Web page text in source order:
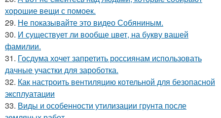
хорошие вещи с помоек.
29. Не показывайте это видео Собяниным.
30. И существует ли вообще цвет, на букву вашей
фамилии.
31. Госдума хочет запретить россиянам использовать
дачные участки для зароботка.
32. Как настроить вентиляцию котельной для безопасной
эксплуатации
33. Виды и особенности утилизации грунта после